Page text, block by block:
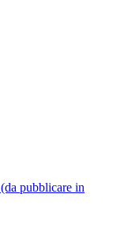
pubblicare in